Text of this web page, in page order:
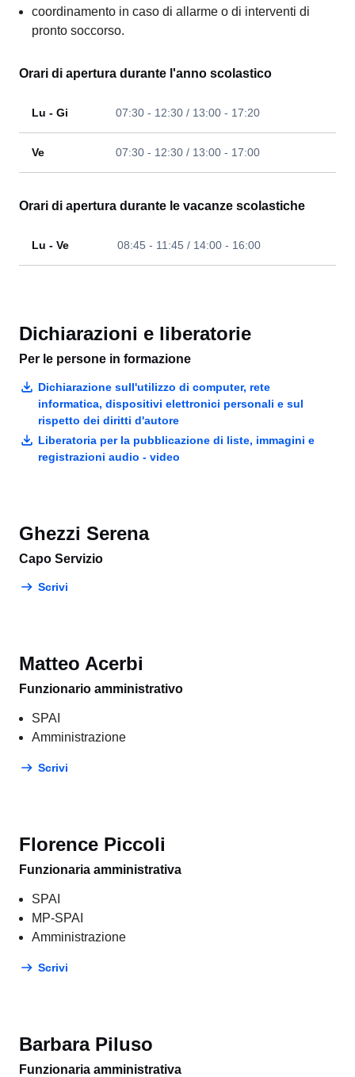
coordinamento in caso di allarme o di interventi di
pronto soccorso.
Orari di apertura durante l'anno scolastico
Lu - Gi 07:30 - 12:30 / 13:00 - 17:20
Ve 07:30 - 12:30 / 13:00 - 17:00
Orari di apertura durante le vacanze scolastiche
Lu - Ve 08:45 - 11:45 / 14:00 - 16:00
Dichiarazioni e liberatorie
Per le persone in formazione
Dichiarazione sull'utilizzo di computer, rete
informatica, dispositivi elettronici personali e sul
rispetto dei diritti d'autore
Liberatoria per la pubblicazione di liste, immagini e
registrazioni audio - video
Ghezzi Serena
Capo Servizio
Scrivi
Matteo Acerbi
Funzionario amministrativo
SPAI
Amministrazione
Scrivi
Florence Piccoli
Funzionaria amministrativa
SPAI
MP-SPAI
Amministrazione
Scrivi
Barbara Piluso
Funzionaria amministrativa